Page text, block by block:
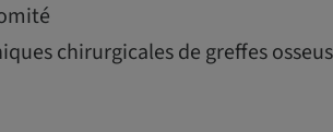
chirurgicales de greffes